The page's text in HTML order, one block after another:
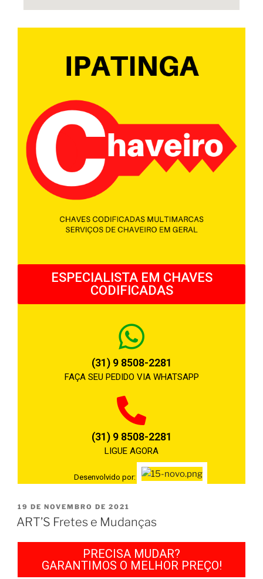
ESPECIALISTA EM CHAVES
CODIFICADAS
(31) 9 8508-2281
FAÇA SEU PEDIDO VIA WHATSAPP
(31) 9 8508-2281
LIGUE AGORA
Desenvolvido por:
19 DE NOVEMBRO DE 2021
ART’S Fretes e Mudanças
PRECISA MUDAR?
GARANTIMOS O MELHOR PREÇO!